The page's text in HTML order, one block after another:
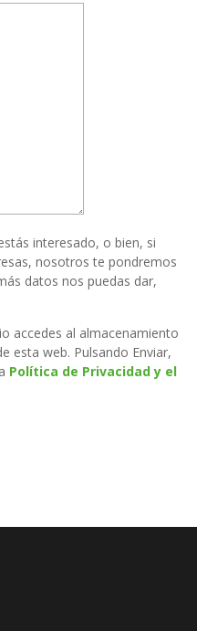
interesado, o bien, si
nosotros te pondremos
datos nos puedas dar,
accedes al almacenamiento
esta web. Pulsando Enviar,
Política de Privacidad y el